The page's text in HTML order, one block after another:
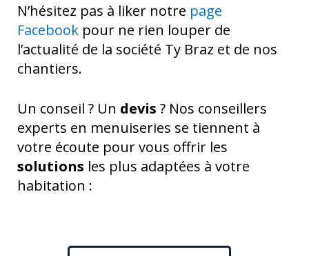
N’hésitez pas à liker notre page
Facebook pour ne rien louper de
l’actualité de la société Ty Braz et de nos
chantiers.
Un conseil ? Un devis ? Nos conseillers
experts en menuiseries se tiennent à
votre écoute pour vous offrir les
solutions les plus adaptées à votre
habitation :